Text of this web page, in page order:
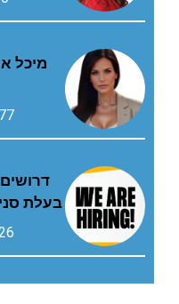
מיכל
בעלת